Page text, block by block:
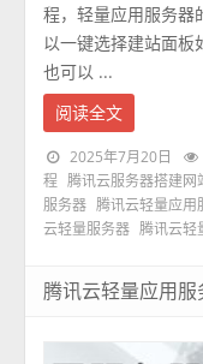
程，轻量应用服务器
以一键选择建站面板
也可以 ...
阅读全文
2025年7月20日
程
腾讯云服务器搭建网
服务器 腾讯云轻量应用
云轻量服务器 腾讯云轻
腾讯云轻量应用